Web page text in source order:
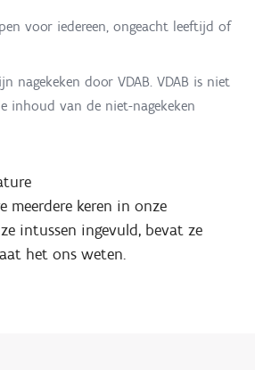
voor iedereen, ongeacht leeftijd of
nagekeken door VDAB. VDAB is niet
inhoud van de niet-nagekeken
meerdere keren in onze
intussen ingevuld, bevat ze
het ons weten.